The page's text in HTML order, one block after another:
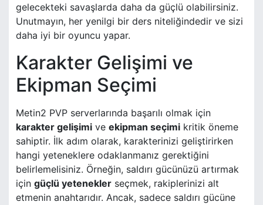
gelecekteki savaşlarda daha da güçlü olabilirsiniz.
Unutmayın, her yenilgi bir ders niteliğindedir ve sizi
daha iyi bir oyuncu yapar.
Karakter Gelişimi ve
Ekipman Seçimi
Metin2 PVP serverlarında başarılı olmak için
karakter gelişimi ve ekipman seçimi kritik öneme
sahiptir. İlk adım olarak, karakterinizi geliştirirken
hangi yeteneklere odaklanmanız gerektiğini
belirlemelisiniz. Örneğin, saldırı gücünüzü artırmak
için güçlü yetenekler seçmek, rakiplerinizi alt
etmenin anahtarıdır. Ancak, sadece saldırı gücüne